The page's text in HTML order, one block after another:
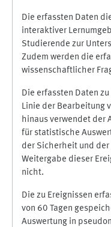
Die erfassten Daten
interaktiver
Studierende zur
Zudem werden die
wissenschaftlicher
Die erfassten Daten
Linie der Bearbeitung
hinaus verwendet der
für statistische
der Sicherheit und
Weitergabe dieser
nicht.
Die zu Ereignissen
von 60 Tagen
Auswertung in